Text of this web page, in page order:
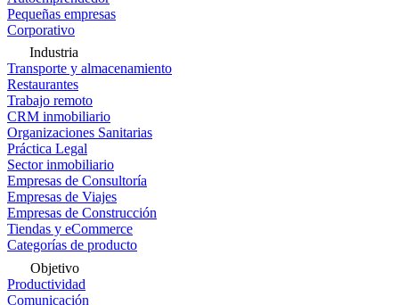
Pequeñas empresas
Corporativo
Industria
Transporte y almacenamiento
Restaurantes
Trabajo remoto
CRM inmobiliario
Organizaciones Sanitarias
Práctica Legal
Sector inmobiliario
Empresas de Consultoría
Empresas de Viajes
Empresas de Construcción
Tiendas y eCommerce
Categorías de producto
Objetivo
Productividad
Comunicación